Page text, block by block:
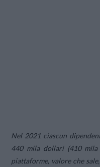
Nel 2021 ciascun
440 mila dollari (410
piattaforme, valore che